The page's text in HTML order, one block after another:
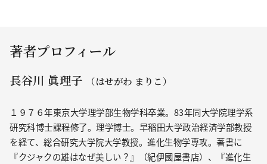
著者プロフィール
長谷川 眞理子 （はせがわ まりこ）
１９７６年東京大学理学部生物学科卒業。83年同大学院理学系
研究科博士課程修了。理学博士。早稲田大学政治経済学部教授
を経て、総合研究大学院大学教授。進化生物学専攻。著書に
『クジャクの雄はなぜ美しい？』（紀伊國屋書店）、『進化生